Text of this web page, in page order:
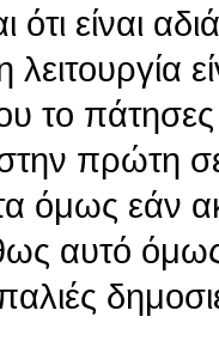
ότι είναι
λειτουργία
το πάτησες
πρώτη
όμως εάν
αυτό όμως